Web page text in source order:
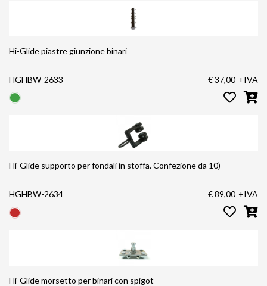
Hi-Glide piastre giunzione binari
HGHBW-2633 € 37,00 +IVA
Hi-Glide supporto per fondali in stoffa. Confezione da 10)
HGHBW-2634 € 89,00 +IVA
Hi-Glide morsetto per binari con spigot